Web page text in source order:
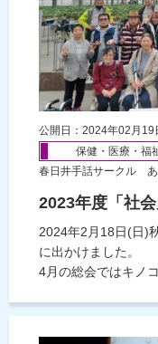
公開日：2024年02月19
保健・医療・福
春日井手話サークル あ
2023年度「社会
2024年2月18日(日)
に出かけました。
4月の総会ではキノ